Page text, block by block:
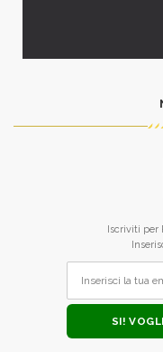
Iscriviti per
SI!